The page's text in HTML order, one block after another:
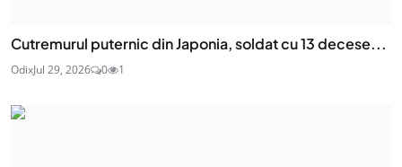
Cutremurul puternic din Japonia, soldat cu 13 decese...
OdixJul 29, 2026 0 1